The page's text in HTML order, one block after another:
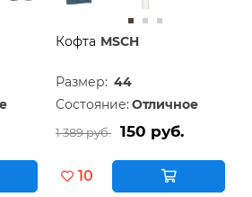
Кофта MSCH
Размер: 44
Состояние: Отличное
1 389 руб. 150 руб.
10